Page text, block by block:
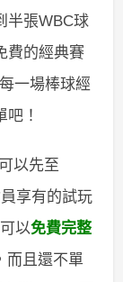
半張WBC球
費的經典賽
一場棒球經
！
以先至
享有的試玩
以免費完整
而且還不單